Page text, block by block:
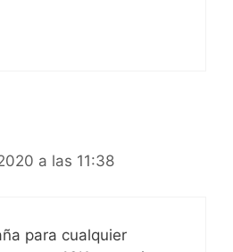
a las 11:38
para cualquier